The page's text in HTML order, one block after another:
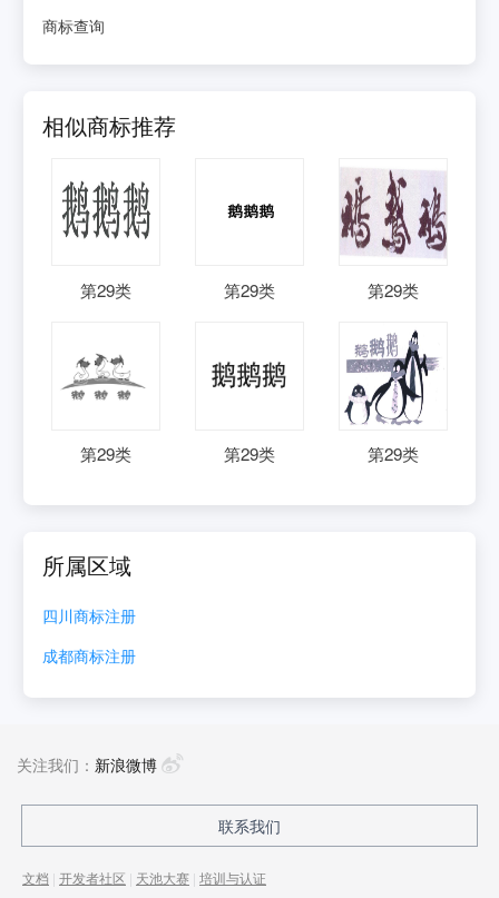
商标查询
相似商标推荐
第29类 第29类 第29类
第29类 第29类 第29类
所属区域
四川商标注册
成都商标注册